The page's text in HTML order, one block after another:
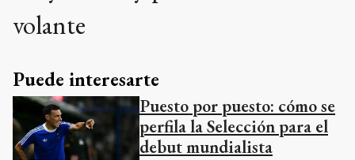
volante
Puede interesarte
Puesto por puesto: cómo se
perfila la Selección para el
debut mundialista